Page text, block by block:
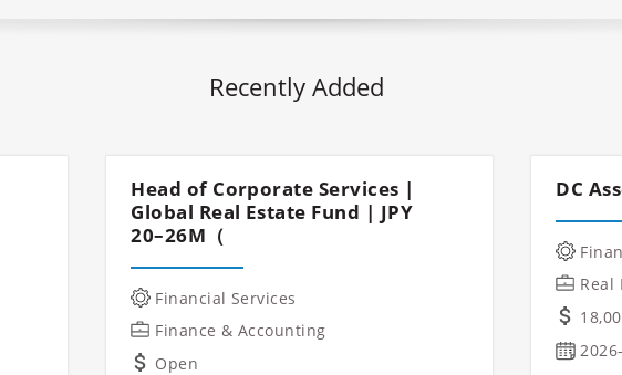
Recently Added
Head of Corporate Services |
Global Real Estate Fund | JPY
20–26M（
Financial Services
Finance & Accounting
Open
DC
Real